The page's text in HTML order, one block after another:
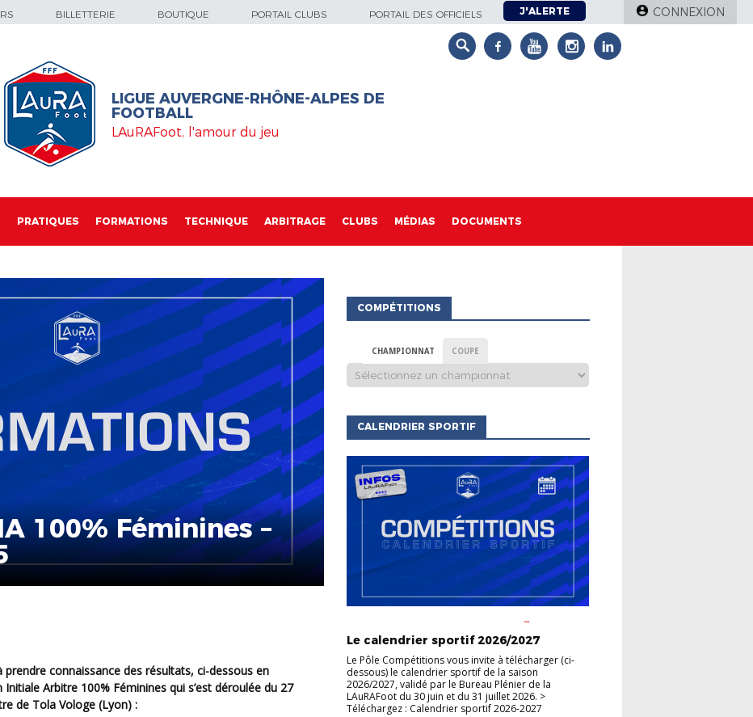
BILLETTERIE BOUTIQUE PORTAIL CLUBS PORTAIL DES OFFICIELS J'ALERTE CONNEXION
LIGUE AUVERGNE-RHÔNE-ALPES DE
FOOTBALL
LAuRAFoot, l'amour du jeu
PRATIQUES FORMATIONS TECHNIQUE ARBITRAGE CLUBS MÉDIAS DOCUMENTS
100% Féminines –
Arbitre 100% Féminines qui s’est déroulée du 27
de Tola Vologe (Lyon) :
COMPÉTITIONS
CHAMPIONNAT COUPE
CALENDRIER SPORTIF
Le calendrier sportif 2026/2027
Le Pôle Compétitions vous invite à télécharger (ci-
dessous) le calendrier sportif de la saison
2026/2027, validé par le Bureau Plénier de la
LAuRAFoot du 30 juin et du 31 juillet 2026. >
Téléchargez : Calendrier sportif 2026-2027